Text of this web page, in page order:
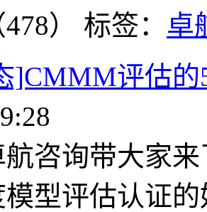
） 标签： 卓
]CMMM评估
航咨询带大家
模型评估认证